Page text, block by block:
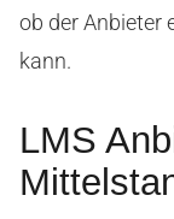
ob der Anbieter
kann.
LMS